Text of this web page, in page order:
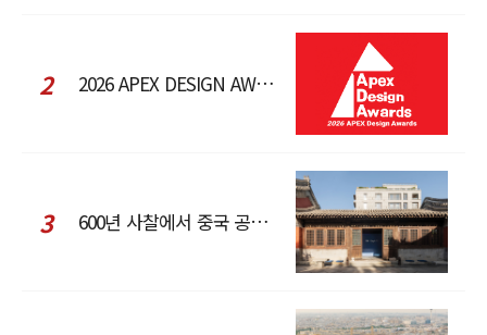
2 2026 APEX DESIGN AWARDS
3 600년 사찰에서 중국 공예와 현대 패션을 직조한 ZARA x Fanglu Lin Pop-Up